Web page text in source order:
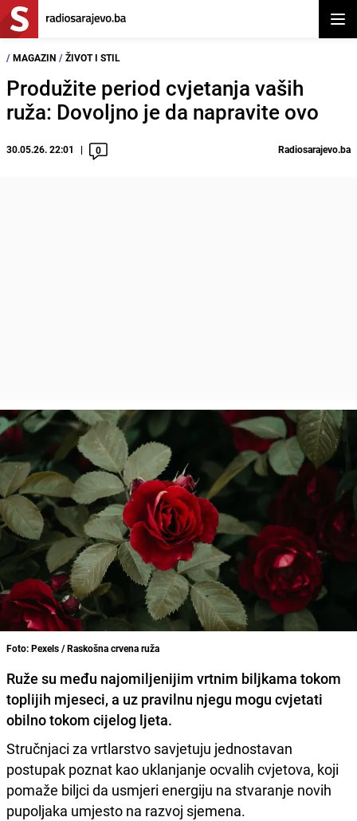
/ MAGAZIN / ŽIVOT I STIL
Produžite period cvjetanja vaših
ruža: Dovoljno je da napravite ovo
30.05.26. 22:01 0 Radiosarajevo.ba
Foto: Pexels / Raskošna crvena ruža
Ruže su među najomiljenijim vrtnim biljkama tokom
toplijih mjeseci, a uz pravilnu njegu mogu cvjetati
obilno tokom cijelog ljeta.
Stručnjaci za vrtlarstvo savjetuju jednostavan
postupak poznat kao uklanjanje ocvalih cvjetova, koji
pomaže biljci da usmjeri energiju na stvaranje novih
pupoljaka umjesto na razvoj sjemena.